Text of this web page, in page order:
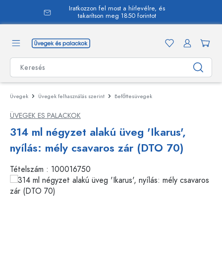
Iratkozzon fel most a hírlevélre, és
takarítson meg 1850 forintot
Üvegek Üvegek felhasználás szerint Befőttesüvegek
ÜVEGEK ES PALACKOK
314 ml négyzet alakú üveg 'Ikarus',
nyílás: mély csavaros zár (DTO 70)
Tételszám : 100016750